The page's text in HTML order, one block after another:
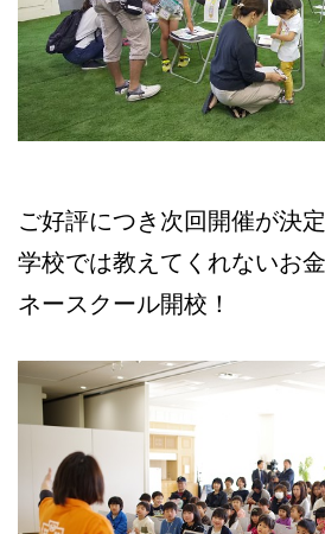
ご好評につき次回開催が決定
学校では教えてくれないお
ネースクール開校！